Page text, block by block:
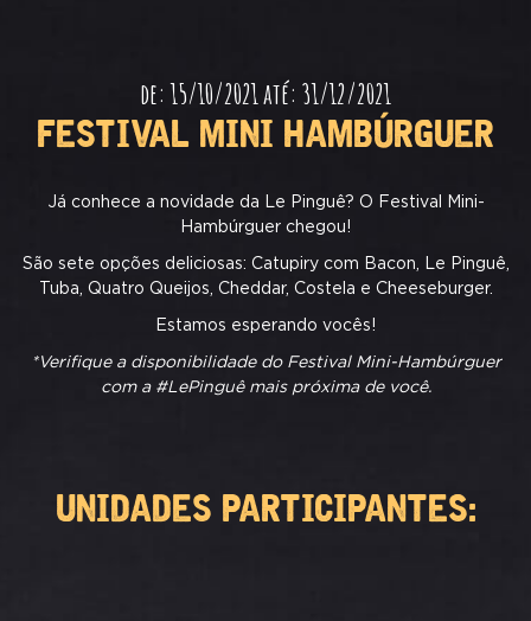
de: 15/10/2021 até: 31/12/2021
FESTIVAL MINI HAMBÚRGUER
Já conhece a novidade da Le Pinguê? O Festival Mini-
Hambúrguer chegou!
São sete opções deliciosas: Catupiry com Bacon, Le Pinguê,
Tuba, Quatro Queijos, Cheddar, Costela e Cheeseburger.
Estamos esperando vocês!
*Verifique a disponibilidade do Festival Mini-Hambúrguer
com a #LePinguê mais próxima de você.
UNIDADES PARTICIPANTES: